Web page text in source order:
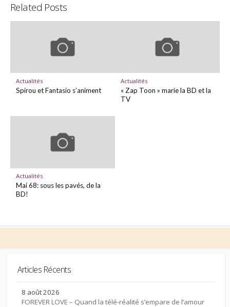
Related Posts
Actualités
Spirou et Fantasio s’animent
Actualités
« Zap Toon » marie la BD et la
TV
Actualités
Mai 68: sous les pavés, de la
BD!
Articles Récents
8 août 2026
FOREVER LOVE – Quand la télé-réalité s’empare de l’amour